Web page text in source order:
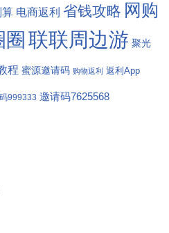
算 电商返利 省钱攻略 网购
圈 联联周边游 聚光
程 蜜源邀请码 购物返利 返利App
999333 邀请码7625568